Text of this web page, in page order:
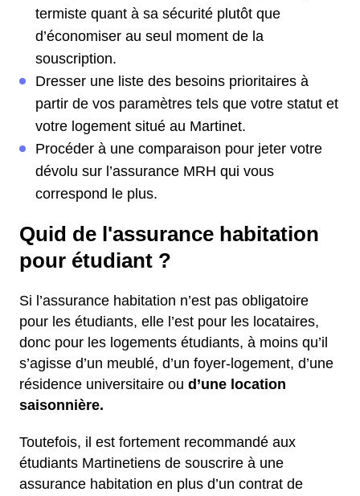
termiste quant à sa sécurité plutôt que
d’économiser au seul moment de la
souscription.
Dresser une liste des besoins prioritaires à
partir de vos paramètres tels que votre statut et
votre logement situé au Martinet.
Procéder à une comparaison pour jeter votre
dévolu sur l’assurance MRH qui vous
correspond le plus.
Quid de l'assurance habitation
pour étudiant ?
Si l’assurance habitation n’est pas obligatoire
pour les étudiants, elle l’est pour les locataires,
donc pour les logements étudiants, à moins qu’il
s’agisse d’un meublé, d’un foyer-logement, d’une
résidence universitaire ou d’une location
saisonnière.
Toutefois, il est fortement recommandé aux
étudiants Martinetiens de souscrire à une
assurance habitation en plus d’un contrat de